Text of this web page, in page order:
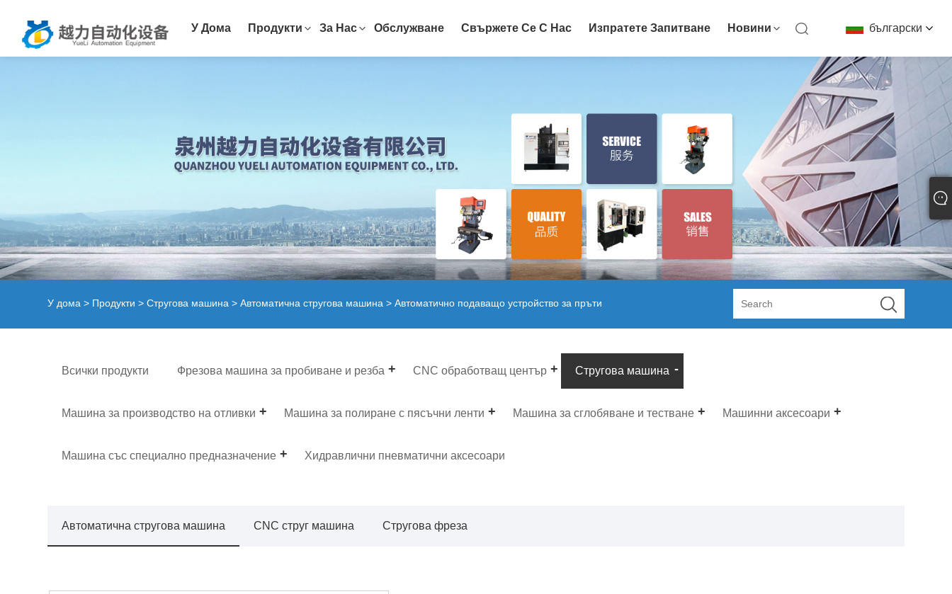
български
У Дома Продукти За Нас Обслужване Свържете Се С Нас Изпратете Запитване Новини
У дома > Продукти >Стругова машина >Автоматична стругова машина > Автоматично подаващо устройство за пръти
Всички продукти Фрезова машина за пробиване и резба CNC обработващ център Стругова машина
Машина за производство на отливки Машина за полиране с пясъчни ленти Машина за сглобяване и тестване Машинни аксесоари
Машина със специално предназначение Хидравлични пневматични аксесоари
Автоматична стругова машина CNC струг машина Стругова фреза